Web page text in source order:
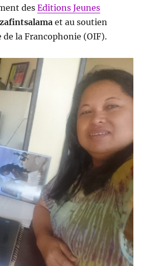
des Editions Jeunes
et au soutien
la Francophonie (OIF).